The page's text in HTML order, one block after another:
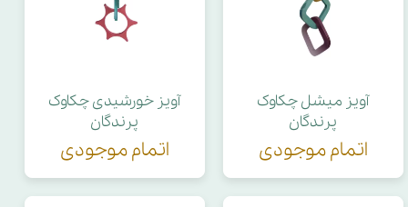
آویز میشل چکاوک
پرندگان
اتمام موجودی
آویز خورشیدی چکاوک
پرندگان
اتمام موجودی